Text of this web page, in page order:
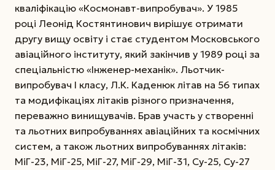
кваліфікацію «Космонавт-випробувач». У 1985
році Леонід Костянтинович вирішує отримати
другу вищу освіту і стає студентом Московського
авіаційного інституту, який закінчив у 1989 році за
спеціальністю «Інженер-механік». Льотчик-
випробувач І класу, Л.К. Каденюк літав на 56 типах
та модифікаціях літаків різного призначення,
переважно винищувачів. Брав участь у створенні
та льотних випробуваннях авіаційних та космічних
систем, а також льотних випробуваннях літаків:
МіГ-23, МіГ-25, МіГ-27, МіГ-29, МіГ-31, Су-25, Су-27